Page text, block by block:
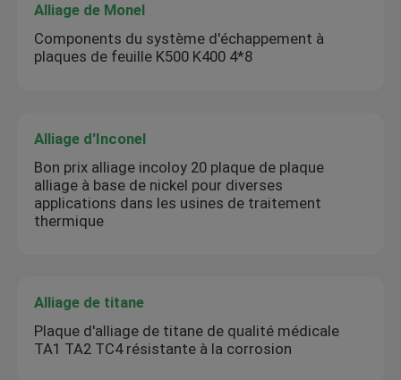
Alliage de Monel
Components du système d'échappement à
plaques de feuille K500 K400 4*8
Alliage d'Inconel
Bon prix alliage incoloy 20 plaque de plaque
alliage à base de nickel pour diverses
applications dans les usines de traitement
thermique
Alliage de titane
Plaque d'alliage de titane de qualité médicale
TA1 TA2 TC4 résistante à la corrosion